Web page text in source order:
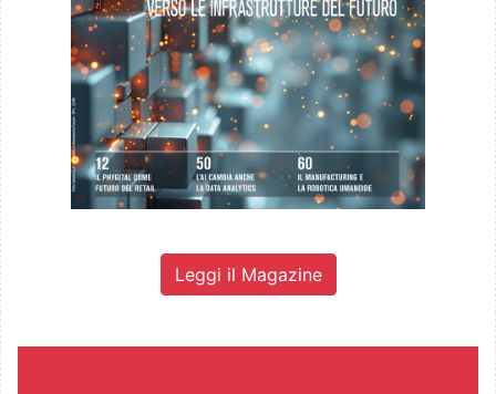
Leggi il Magazine